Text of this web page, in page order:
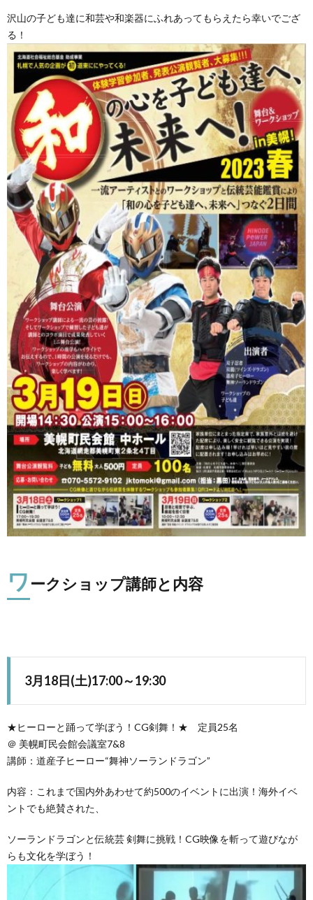
沢山の子ども達に和芸や和楽器にふれあってもらえたら幸いでござ
る！
ワ ークショップ講師と内容
3月18日(土)17:00～19:30
★ヒーローと踊って学ぼう！CG剣舞！★ 定員25名
＠ 美幌町民会館会議室7&8
講師：道産子ヒーロー“舞神ソーランドラゴン”
内容：これまで国内外あわせて約500のイベントに出演！海外イベ
ントでも絶賛された、
ソーランドラゴンと伝統芸 剣舞に挑戦！CG映像を斬って遊びなが
らも文化を学ぼう！